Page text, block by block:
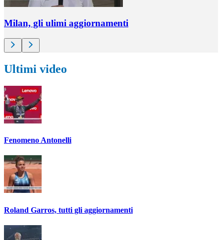
Milan, gli ulimi aggiornamenti
Ultimi video
Fenomeno Antonelli
Roland Garros, tutti gli aggiornamenti